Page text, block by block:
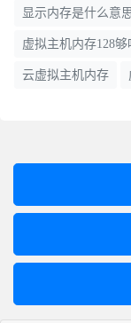
显示内存是什么意思
虚拟主机内存128够
云虚拟主机内存